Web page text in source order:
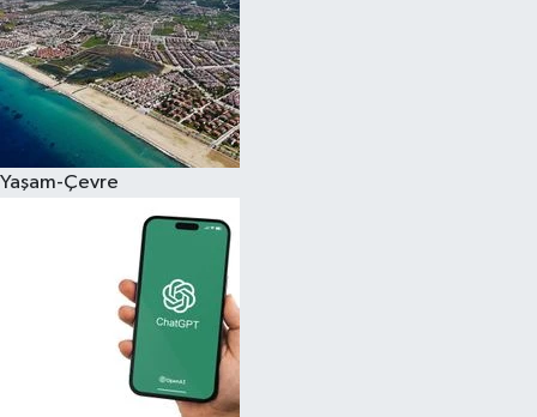
Yaşam-Çevre
Kültür Sanat
Sağlık
Siyaset
Teknoloji
Televizyon
Yaşam-Çevre